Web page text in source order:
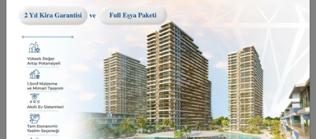
Eksik/uyumsuz evrak: Kira sözleşmesindeki adres
ile başvuru formundaki adresin farklı olması gibi
basit tutarsızlıklar bile süreci uzatır.
Güncelliğini yitirmiş belgeler:Adli sicil veya sağlık
raporunun süresi dolmuş olabilir.
Yetersiz gelir beyanı:Düzenli gelir veya yeterli